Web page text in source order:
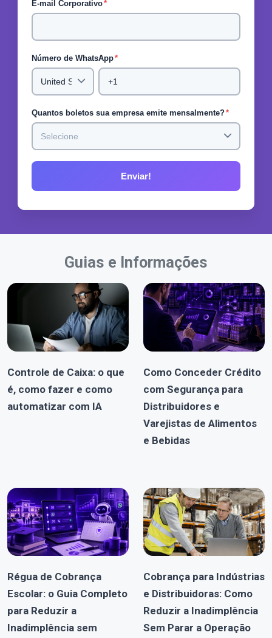
E-mail Corporativo*
Número de WhatsApp*
Quantos boletos sua empresa emite mensalmente?*
Guias e Informações
Controle de Caixa: o que
é, como fazer e como
automatizar com IA
Como Conceder Crédito
com Segurança para
Distribuidores e
Varejistas de Alimentos
e Bebidas
Régua de Cobrança
Escolar: o Guia Completo
para Reduzir a
Inadimplência sem
Cobrança para Indústrias
e Distribuidoras: Como
Reduzir a Inadimplência
Sem Parar a Operação